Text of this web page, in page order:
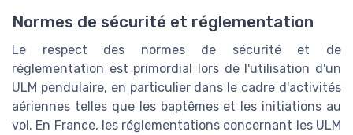
Normes de sécurité et réglementation
Le respect des normes de sécurité et de
réglementation est primordial lors de l'utilisation d'un
ULM pendulaire, en particulier dans le cadre d'activités
aériennes telles que les baptêmes et les initiations au
vol. En France, les réglementations concernant les ULM